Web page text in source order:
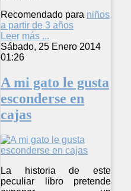
Recomendado para niños
a partir de 3 años
Leer más ...
Sábado, 25 Enero 2014
01:26
A mi gato le gusta
esconderse en
cajas
La historia de este
peculiar libro pretende